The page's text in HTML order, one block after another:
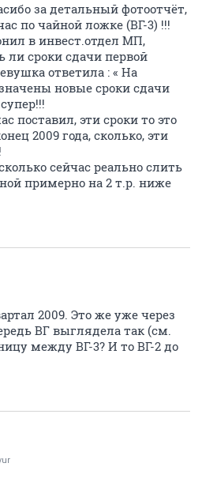
за детальный фотоотчёт,
по чайной ложке (ВГ-3) !!!
в инвест.отдел МП,
ли сроки сдачи первой
ответила : « На
новые сроки сдачи
поставил, эти сроки то это
2009 года, сколько, эти
сейчас реально слить
примерно на 2 т.р. ниже
2009. Это же уже через
ВГ выглядела так (см.
между ВГ-3? И то ВГ-2 до